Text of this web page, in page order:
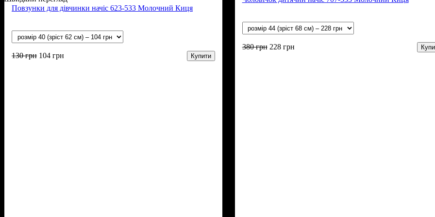
Повзунки для дівчинки начіс 623-533 Молочний Киця
130грн 104 грн Купити
380грн 228грн